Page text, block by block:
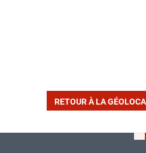
RETOUR À LA